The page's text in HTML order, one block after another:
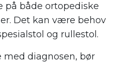
på både ortopediske
Det kan være behov
og rullestol.
med diagnosen, bør